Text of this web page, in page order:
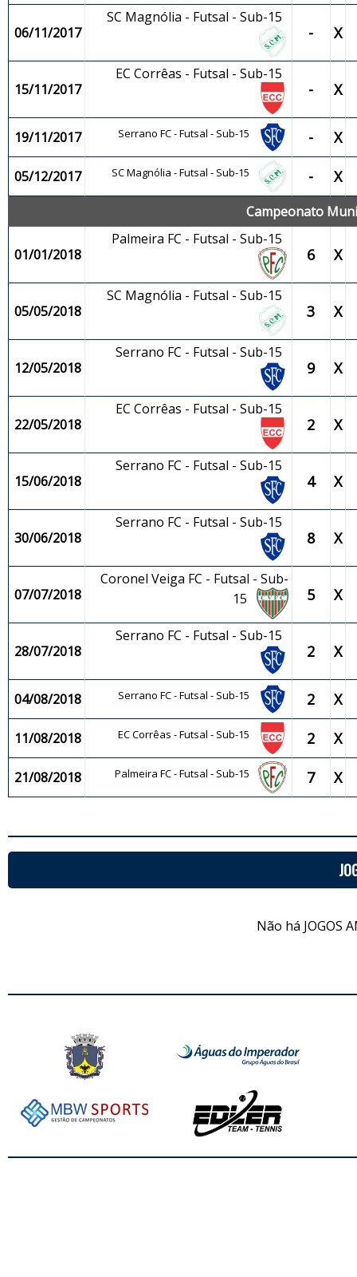
06/11/2017
SC Magnólia - Futsal - Sub-15
- X
15/11/2017
EC Corrêas - Futsal - Sub-15
- X
19/11/2017 Serrano FC - Futsal - Sub-15 - X
05/12/2017 SC Magnólia - Futsal - Sub-15 - X
Campeonato
01/01/2018
Palmeira FC - Futsal - Sub-15
6 X
05/05/2018
SC Magnólia - Futsal - Sub-15
3 X
12/05/2018
Serrano FC - Futsal - Sub-15
9 X
22/05/2018
EC Corrêas - Futsal - Sub-15
2 X
15/06/2018
Serrano FC - Futsal - Sub-15
4 X
30/06/2018
Serrano FC - Futsal - Sub-15
8 X
07/07/2018
Coronel Veiga FC - Futsal - Sub-
15
5 X
28/07/2018
Serrano FC - Futsal - Sub-15
2 X
04/08/2018 Serrano FC - Futsal - Sub-15 2 X
11/08/2018 EC Corrêas - Futsal - Sub-15 2 X
21/08/2018 Palmeira FC - Futsal - Sub-15 7 X
Não há JOGOS